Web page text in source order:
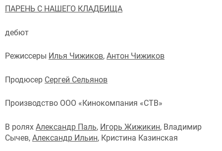
ПАРЕНЬ С НАШЕГО КЛАДБИЩА
дебют
Режиссеры Илья Чижиков, Антон Чижиков
Продюсер Сергей Сельянов
Производство ООО «Кинокомпания «СТВ»
В ролях Александр Паль, Игорь Жижикин, Владимир
Сычев, Александр Ильин, Кристина Казинская